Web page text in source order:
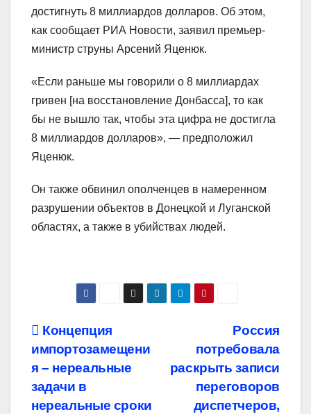
достигнуть 8 миллиардов долларов. Об этом,
как сообщает РИА Новости, заявил премьер-
министр струны Арсений Яценюк.
«Если раньше мы говорили о 8 миллиардах
гривен [на восстановление Донбасса], то как
бы не вышло так, чтобы эта цифра не достигла
8 миллиардов долларов», — предположил
Яценюк.
Он также обвинил ополченцев в намеренном
разрушении объектов в Донецкой и Луганской
областях, а также в убийствах людей.
Навигация
по
записям
Россия
потребовала
раскрыть записи
переговоров
диспетчеров,
Концепция
импортозамещени
я – нереальные
задачи в
нереальные сроки